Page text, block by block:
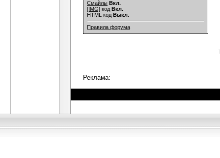
Смайлы Вкл.
[IMG] код Вкл.
HTML код Выкл.
Правила форума
Реклама: